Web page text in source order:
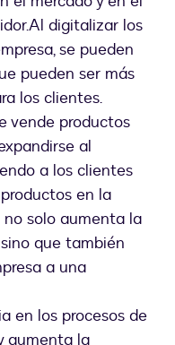
digitalizar los
se pueden
pueden ser más
los clientes.
vende productos
al
a los clientes
en la
solo aumenta la
que también
a una
en los procesos de
aumenta la